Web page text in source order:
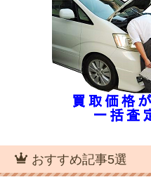
おすすめ記事5選